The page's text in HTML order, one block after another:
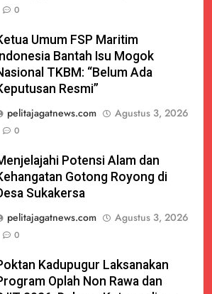
0
Umum FSP Maritim
Bantah Isu Mogok
TKBM: “Belum Ada
Resmi”
pelitajagatnews.com
Agustus 3, 2026
0
Potensi Alam dan
Gotong Royong di
Sukakersa
pelitajagatnews.com
Agustus 3, 2026
0
Kadupugur Laksanakan
Oplah Non Rawa dan